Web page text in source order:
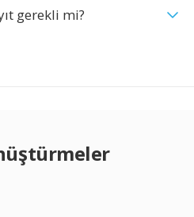
gerekli mi?